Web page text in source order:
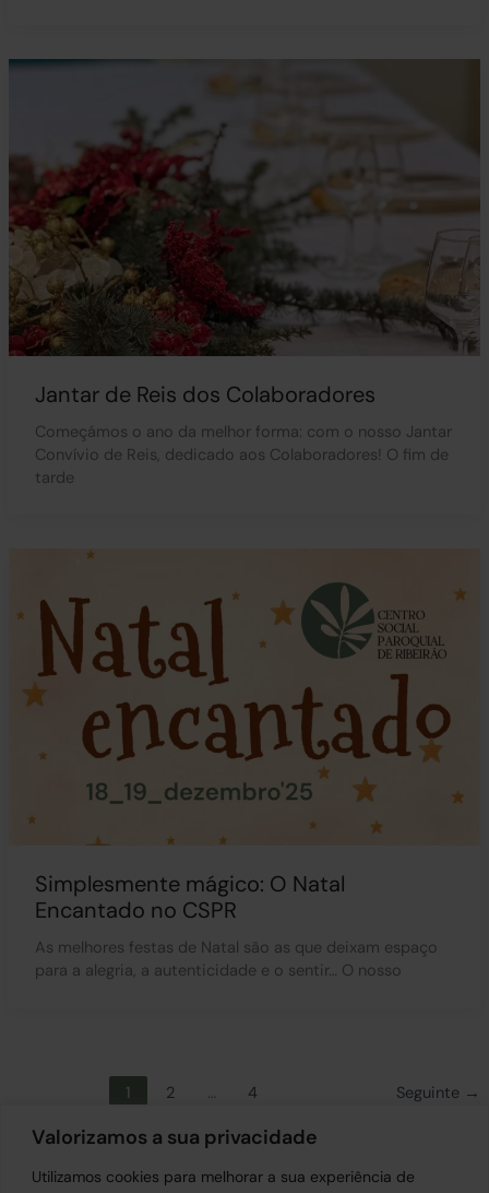
Valorizamos a sua privacidade
Utilizamos cookies para melhorar a sua experiência de
Jantar de Reis dos Colaboradores
Começámos o ano da melhor forma: com o nosso Jantar
Convívio de Reis, dedicado aos Colaboradores! O fim de
tarde
​Simplesmente mágico: O Natal
Encantado no CSPR
As melhores festas de Natal são as que deixam espaço
para a alegria, a autenticidade e o sentir… O nosso
1 2 … 4 Seguinte →